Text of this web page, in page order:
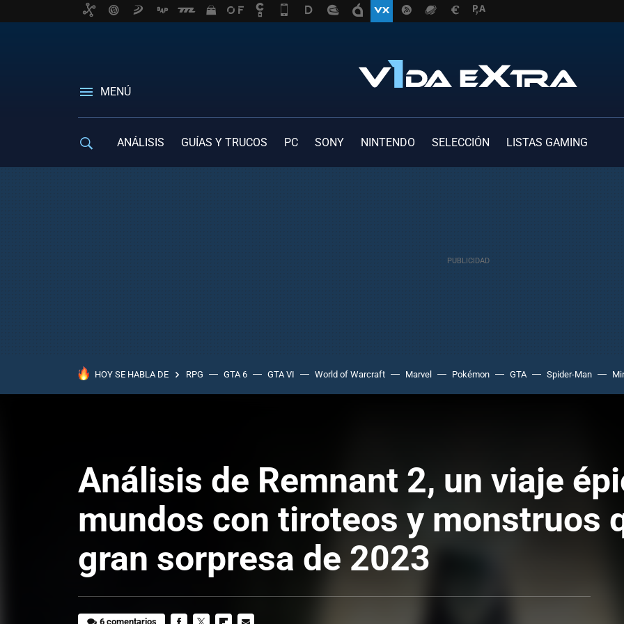
MENÚ
ANÁLISIS GUÍAS Y TRUCOS PC SONY NINTENDO SELECCIÓN LISTAS GAMING
HOY SE HABLA DE RPG GTA 6 GTA VI World of Warcraft Marvel Pokémon GTA Spider-Man
Análisis de Remnant 2, un viaje
mundos con tiroteos y monstruos
gran sorpresa de 2023
6 comentarios